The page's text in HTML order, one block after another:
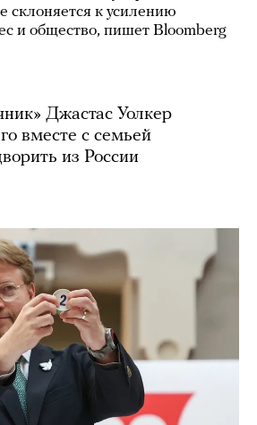
склоняется к усилению
и общество, пишет Bloomberg
Джастас Уолкер
вместе с семьей
из России